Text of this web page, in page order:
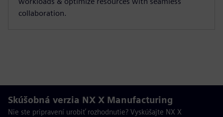
collaboration.
Skúšobná verzia NX X Manufacturing
Nie ste pripravení urobiť rozhodnutie? Vyskúšajte NX X